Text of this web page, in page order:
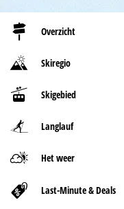
Overzicht
Skiregio
Skigebied
Langlauf
Het weer
Last-Minute & Deals